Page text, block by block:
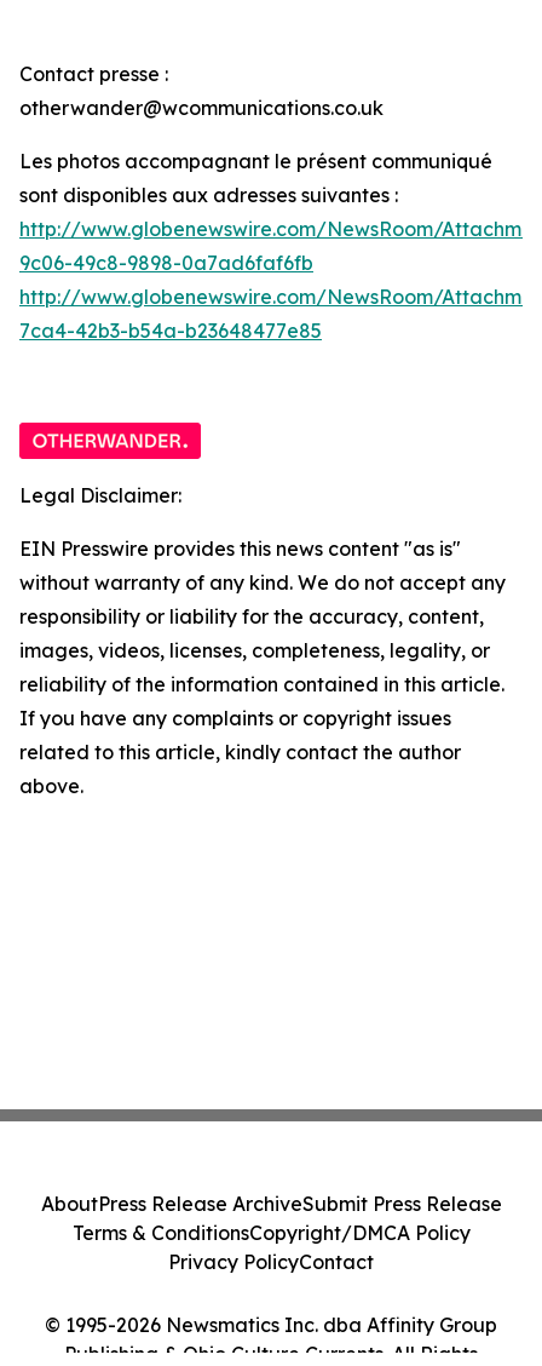
Contact presse :
otherwander@wcommunications.co.uk
Les photos accompagnant le présent communiqué
sont disponibles aux adresses suivantes :
http://www.globenewswire.com/NewsRoom/
9c06-49c8-9898-0a7ad6faf6fb
http://www.globenewswire.com/NewsRoom/
7ca4-42b3-b54a-b23648477e85
Legal Disclaimer:
EIN Presswire provides this news content "as is"
without warranty of any kind. We do not accept any
responsibility or liability for the accuracy, content,
images, videos, licenses, completeness, legality, or
reliability of the information contained in this article.
If you have any complaints or copyright issues
related to this article, kindly contact the author
above.
© 1995-2026 Newsmatics Inc. dba Affinity Group
Publishing & Ohio Culture Currents. All Rights
AboutPress Release ArchiveSubmit Press Release
Terms & ConditionsCopyright/DMCA Policy
Privacy PolicyContact